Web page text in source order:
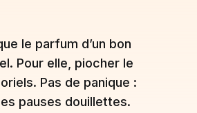
le parfum d’un bon
Pour elle, piocher le
Pas de panique :
pauses douillettes.